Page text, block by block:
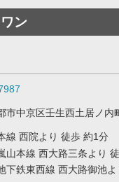
ン
市中京区壬生西土居ノ内
線 西院より 徒歩 約1分
山本線 西大路三条より
下鉄東西線 西大路御池